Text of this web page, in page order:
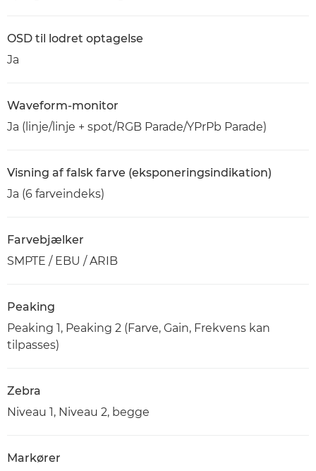
OSD til lodret optagelse
Ja
Waveform-monitor
Ja (linje/linje + spot/RGB Parade/YPrPb Parade)
Visning af falsk farve (eksponeringsindikation)
Ja (6 farveindeks)
Farvebjælker
SMPTE / EBU / ARIB
Peaking
Peaking 1, Peaking 2 (Farve, Gain, Frekvens kan
tilpasses)
Zebra
Niveau 1, Niveau 2, begge
Markører